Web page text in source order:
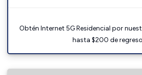
Obtén Internet 5G Residencial por
hasta $200 de